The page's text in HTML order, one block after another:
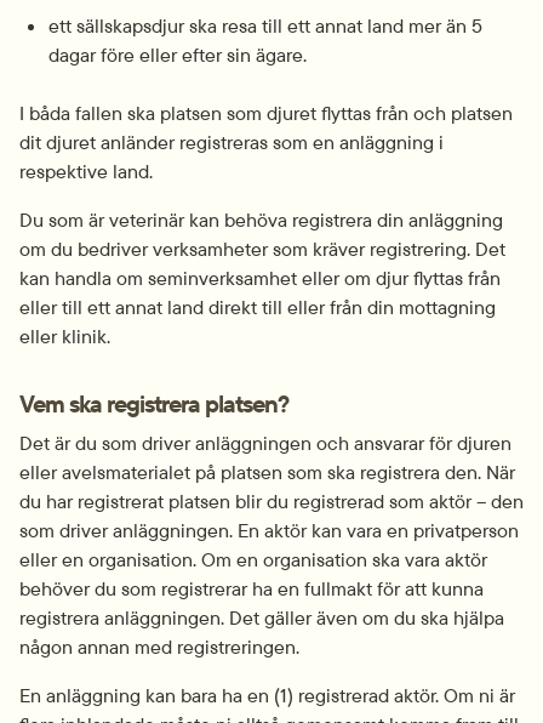
ett sällskapsdjur ska resa till ett annat land mer än 5
dagar före eller efter sin ägare.
I båda fallen ska platsen som djuret flyttas från och platsen
dit djuret anländer registreras som en anläggning i
respektive land.
Du som är veterinär kan behöva registrera din anläggning
om du bedriver verksamheter som kräver registrering. Det
kan handla om semin­verksamhet eller om djur flyttas från
eller till ett annat land direkt till eller från din mottagning
eller klinik.
Vem ska registrera platsen?
Det är du som driver anläggningen och ansvarar för djuren
eller avelsmaterialet på platsen som ska registrera den. När
du har registrerat platsen blir du registrerad som aktör – den
som driver anläggningen. En aktör kan vara en privatperson
eller en organisation. Om en organisation ska vara aktör
behöver du som registrerar ha en fullmakt för att kunna
registrera anläggningen. Det gäller även om du ska hjälpa
någon annan med registreringen.
En anläggning kan bara ha en (1) registrerad aktör. Om ni är